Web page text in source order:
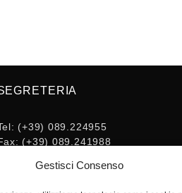
Gestisci Consenso
(+39) 089.224955
(+39) 089.241988
segreteria@ordineingsa.it